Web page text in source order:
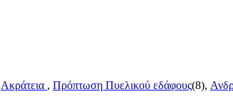
Ακράτεια , Πρόπτωση Πυελικού εδάφους(8),